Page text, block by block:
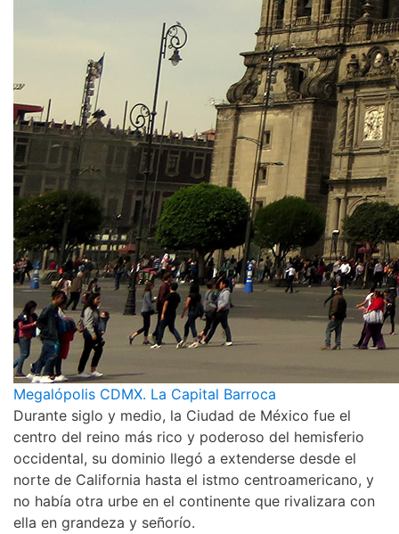
Megalópolis CDMX. La Capital Barroca
Durante siglo y medio, la Ciudad de México fue el
centro del reino más rico y poderoso del hemisferio
occidental, su dominio llegó a extenderse desde el
norte de California hasta el istmo centroamericano, y
no había otra urbe en el continente que rivalizara con
ella en grandeza y señorío.